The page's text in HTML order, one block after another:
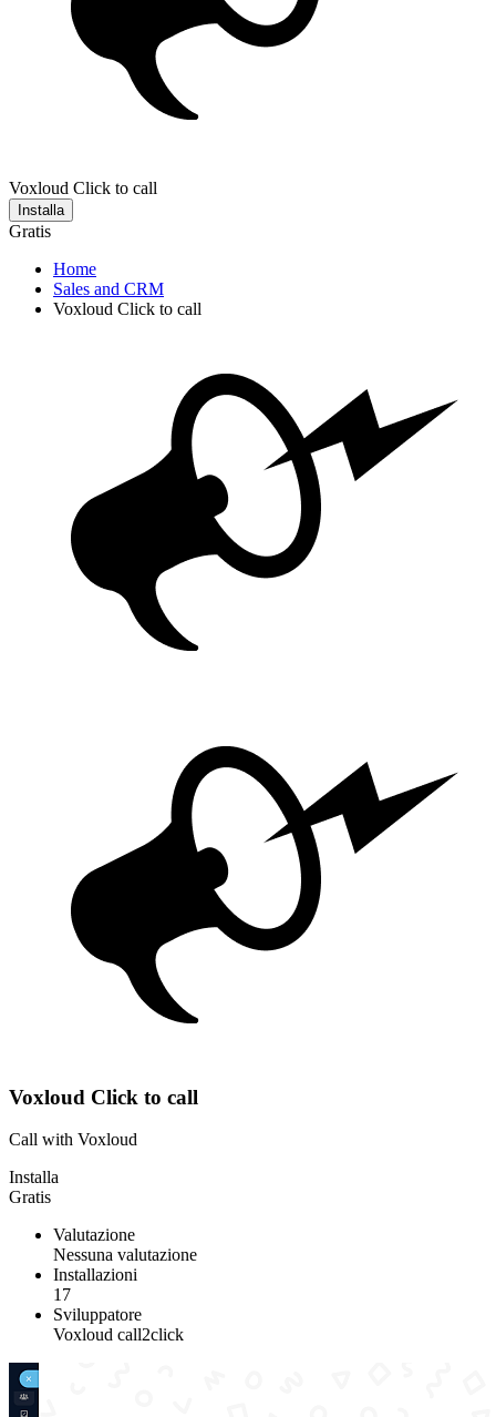
Voxloud Click to call
Installa
Gratis
Home
Sales and CRM
Voxloud Click to call
Voxloud Click to call
Call with Voxloud
Installa
Gratis
Valutazione
Nessuna valutazione
Installazioni
17
Sviluppatore
Voxloud call2click